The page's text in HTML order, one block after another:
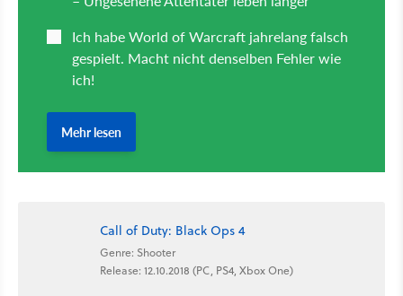
Call of Duty: Black Ops 4
Genre: Shooter
Release: 12.10.2018 (PC, PS4, Xbox One)